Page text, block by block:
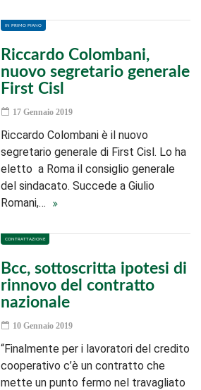
IN PRIMO PIANO
Riccardo Colombani,
nuovo segretario generale
First Cisl
17 Gennaio 2019
Riccardo Colombani è il nuovo
segretario generale di First Cisl. Lo ha
eletto a Roma il consiglio generale
del sindacato. Succede a Giulio
Romani,…
CONTRATTAZIONE
Bcc, sottoscritta ipotesi di
rinnovo del contratto
nazionale
10 Gennaio 2019
“Finalmente per i lavoratori del credito
cooperativo c’è un contratto che
mette un punto fermo nel travagliato